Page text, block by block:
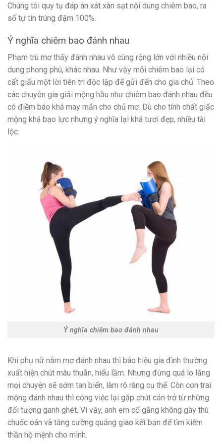
Chúng tôi quy tụ đáp án xát xàn sạt nội dung chiêm bao, ra
số tự tin trúng đậm 100%.
Ý nghĩa chiêm bao đánh nhau
Phạm trù mơ thấy đánh nhau vô cùng rộng lớn với nhiều nội
dung phong phú, khác nhau. Như vậy mỗi chiêm bao lại có
cất giấu một lời tiên tri độc lập để gửi đến cho gia chủ. Theo
các chuyên gia giải mộng hầu như chiêm bao đánh nhau đều
có điềm báo khá may mắn cho chủ mơ. Dù cho tính chất giấc
mộng khá bạo lực nhưng ý nghĩa lại khá tươi đẹp, nhiều tài
lộc.
Ý nghĩa chiêm bao đánh nhau
Khi phụ nữ nằm mơ đánh nhau thì báo hiệu gia đình thường
xuất hiện chút mâu thuẫn, hiểu lầm. Nhưng đừng quá lo lắng
mọi chuyện sẽ sớm tan biến, làm rõ ràng cụ thể. Còn con trai
mộng đánh nhau thì công việc lại gặp chút cản trở từ những
đối tượng ganh ghét. Vì vậy, anh em cố gắng không gây thù
chuốc oán và tăng cường quảng giao kết bạn để tìm kiếm
thần hộ mệnh cho mình.